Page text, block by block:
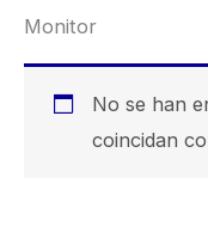
Monitor
No se han
coincidan